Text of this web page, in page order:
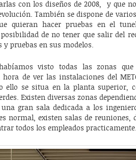
con los diseños de 2008, y que
También se dispone de
quieran hacer pruebas en el
de no tener que salir del
y pruebas en sus modelos.
visto todas las zonas
de ver las instalaciones del
ello se situa en la planta superior,
Existen diversas zonas
una gran sala dedicada a los
normal, existen salas de reuniones,
todos los empleados